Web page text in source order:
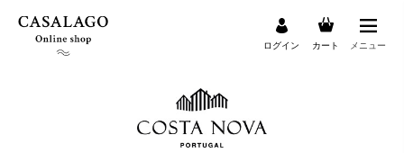
ログイン カート メニュー
検索